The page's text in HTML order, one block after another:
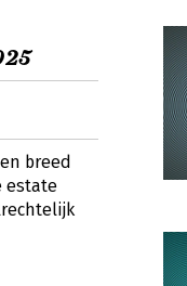
breed
estate